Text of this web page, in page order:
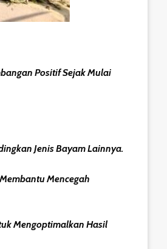
Positif Sejak Mulai
Jenis Bayam Lainnya.
Mencegah
Mengoptimalkan Hasil